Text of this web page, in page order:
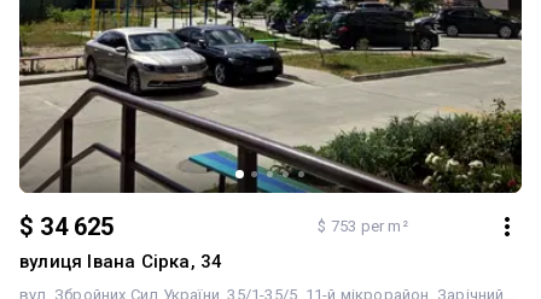
$ 34 625 $ 753 per m²
вулиця Івана Сірка, 34
вул. Збройних Сил України, 35/1-35/5 11-й мікрорайон Зарічний